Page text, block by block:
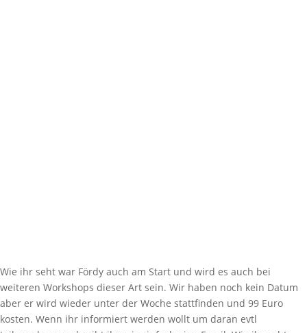
Wie ihr seht war Fördy auch am Start und wird es auch bei
weiteren Workshops dieser Art sein. Wir haben noch kein Datum
aber er wird wieder unter der Woche stattfinden und 99 Euro
kosten. Wenn ihr informiert werden wollt um daran evtl